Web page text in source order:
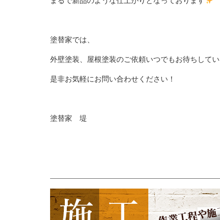
塗替家では、
外壁塗装、屋根塗装のご依頼いつでもお待ちして
是非お気軽にお問い合わせください！
塗替家 堤